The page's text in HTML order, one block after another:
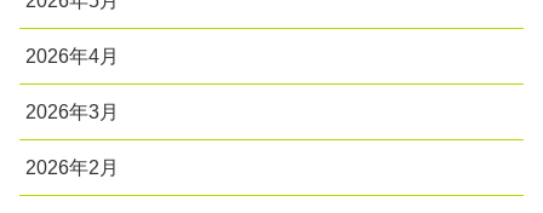
2026年4月
2026年3月
2026年2月